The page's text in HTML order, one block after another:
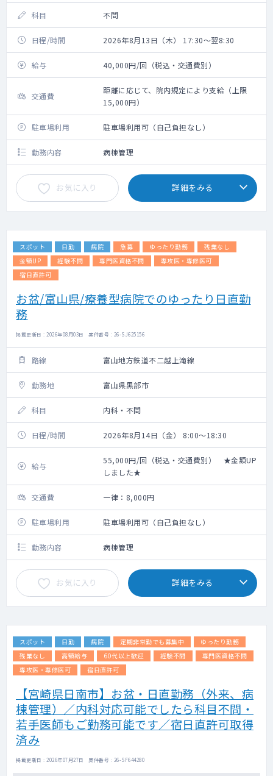
科目 不問
日程/時間 2026年8月13日（木） 17:30～翌8:30
給与 40,000円/回（税込・交通費別）
交通費
距離に応じて、院内規定により支給（上限
15,000円）
駐車場利用 駐車場利用可（自己負担なし）
勤務内容 病棟管理
お気に入り 詳細をみる
スポット 日勤 病院 急募 ゆったり勤務
残業なし
金額UP
経験不問 専門医資格不問
専攻医・専修医可
宿日直許可
お盆/富山県/療養型病院でのゆったり日直勤
務
掲載更新日 : 2026年08月03日 案件番号 : 26-SJ625156
路線 富山地方鉄道不二越上滝線
勤務地 富山県黒部市
科目 内科・不問
日程/時間 2026年8月14日（金） 8:00～18:30
給与
55,000円/回（税込・交通費別） ★金額UP
しました★
交通費 一律：8,000円
駐車場利用 駐車場利用可（自己負担なし）
勤務内容 病棟管理
お気に入り 詳細をみる
スポット 日勤 病院 定期非常勤でも募集中
ゆったり勤務
残業なし
高額給与 60代以上歓迎 経験不問
専門医資格不問
専攻医・専修医可
宿日直許可
【宮崎県日南市】お盆・日直勤務（外来、病
棟管理）／内科対応可能でしたら科目不問・
若手医師もご勤務可能です／宿日直許可取得
済み
掲載更新日 : 2026年07月27日 案件番号 : 26-SF644280